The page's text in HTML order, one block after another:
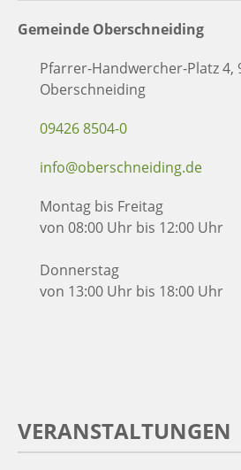
Gemeinde Oberschneiding
Pfarrer-Handwercher-Platz 4,
Oberschneiding
09426 8504-0
info@oberschneiding.de
Montag bis Freitag
von 08:00 Uhr bis 12:00 Uhr
Donnerstag
von 13:00 Uhr bis 18:00 Uhr
VERANSTALTUNGEN